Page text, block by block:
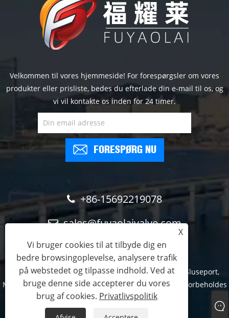
Velkommen til vores hjemmeside! For forespørgsler om vores
produkter eller prisliste, bedes du efterlade din e-mail til os, og
vi vil kontakte os inden for 24 timer.
FORESPØRG NU
+86-15692219078
sales@fuyaolaivalve.com
Copyright © 2023 Tianjin FYL Technology Co., Ltd. - Sluseport,
Mekanisk Bar Screen, Gantry Crane - Alle rettigheder forbeholdes
Links
RSS XML Privatlivspolitik
X
Vi bruger cookies til at tilbyde dig en
bedre browsingoplevelse, analysere trafik
på webstedet og tilpasse indhold. Ved at
bruge denne side accepterer du vores
brug af cookies. Privatlivspolitik